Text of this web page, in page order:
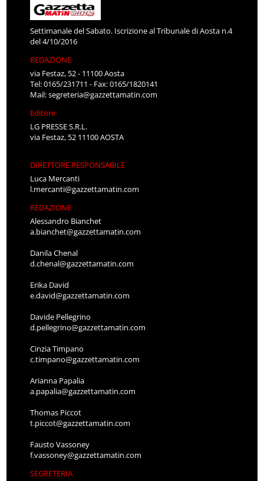
Settimanale del Sabato. Iscrizione al Tribunale di Aosta n.4
del 4/10/2016
REDAZIONE
via Festaz, 52 - 11100 Aosta
Tel: 0165/231711 - Fax: 0165/1820141
Mail:segreteria@gazzettamatin.com
Editore
LG PRESSE S.R.L.
via Festaz, 52 11100 AOSTA
DIRETTORE RESPONSABILE
Luca Mercanti
l.mercanti@gazzettamatin.com
REDAZIONE
Alessandro Bianchet
a.bianchet@gazzettamatin.com
Danila Chenal
d.chenal@gazzettamatin.com
Erika David
e.david@gazzettamatin.com
Davide Pellegrino
d.pellegrino@gazzettamatin.com
Cinzia Timpano
c.timpano@gazzettamatin.com
Arianna Papalia
a.papalia@gazzettamatin.com
Thomas Piccot
t.piccot@gazzettamatin.com
Fausto Vassoney
f.vassoney@gazzettamatin.com
SEGRETERIA